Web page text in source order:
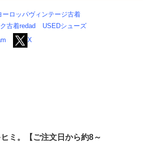
ーロッパヴィンテージ古着
古着redad
USEDシューズ
X
ミ。【ご注文日から約8～